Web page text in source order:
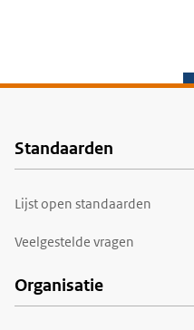
Voet
Standaarden
Lijst open standaarden
Veelgestelde vragen
Organisatie